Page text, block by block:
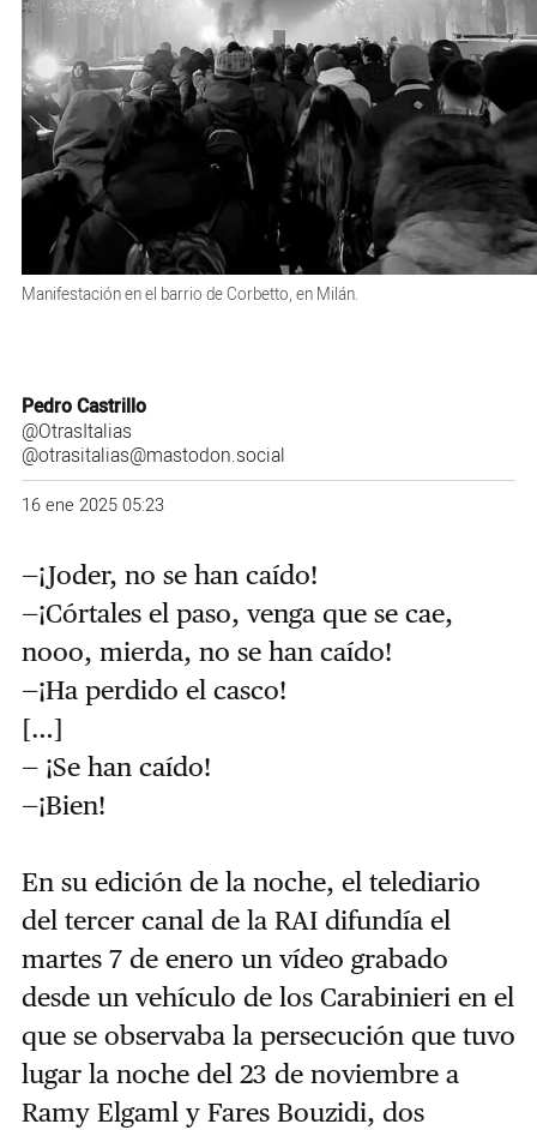
Manifestación en el barrio de Corbetto, en Milán.
Pedro Castrillo
@OtrasItalias
@otrasitalias@mastodon.social
16 ene 2025 05:23
—¡Joder, no se han caído!
—¡Córtales el paso, venga que se cae,
nooo, mierda, no se han caído!
—¡Ha perdido el casco!
[…]
— ¡Se han caído!
—¡Bien!
En su edición de la noche, el telediario
del tercer canal de la RAI difundía el
martes 7 de enero un vídeo grabado
desde un vehículo de los Carabinieri en el
que se observaba la persecución que tuvo
lugar la noche del 23 de noviembre a
Ramy Elgaml y Fares Bouzidi, dos